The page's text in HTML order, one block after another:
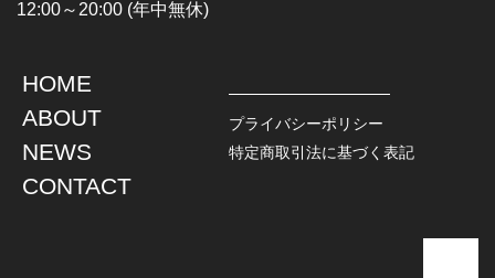
TOPS
L / S SHIRT
S / S SHIRT
HAWAIIAN SHIRT
JACKET
DENIM
LEATHER
12:00～20:00 (年中無休)
HOME
ABOUT
NEWS
CONTACT
プライバシーポリシー
特定商取引法に基づく表記